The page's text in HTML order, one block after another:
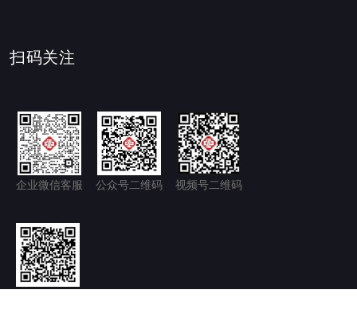
扫码关注
企业微信客服 公众号二维码 视频号二维码